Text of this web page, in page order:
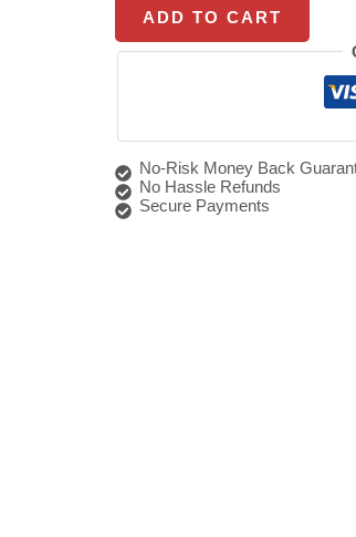
ADD TO CART
No-Risk Money Back
No Hassle Refunds
Secure Payments